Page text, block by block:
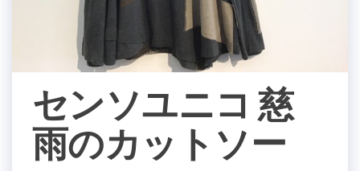
センソユニコ 慈
雨のカットソー